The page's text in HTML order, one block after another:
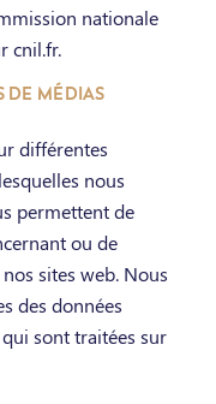
nationale
cnil.fr.
DE MÉDIAS
différentes
nous
permettent de
ou de
sites web. Nous
des données
sont traitées sur